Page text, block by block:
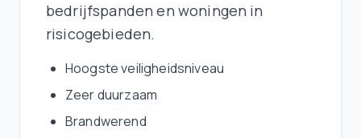
bedrijfspanden en woningen in
risicogebieden.
Hoogste veiligheidsniveau
Zeer duurzaam
Brandwerend